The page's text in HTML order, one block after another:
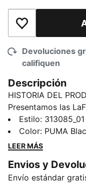
Añadir a la lista
Devoluciones
califiquen
Descripción
HISTORIA DEL
Presentamos las
From Here" de Melo
fuera de la cancha.
inspiración skater,
wordmarks de Melo
entre ellos, la
Estilo: 313085_01
Color: PUMA
LEER MÁS
Envios y
Envío estándar